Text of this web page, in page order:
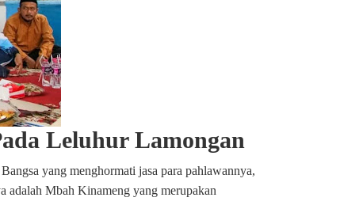
Leluhur Lamongan
yang menghormati jasa para pahlawannya,
adalah Mbah Kinameng yang merupakan